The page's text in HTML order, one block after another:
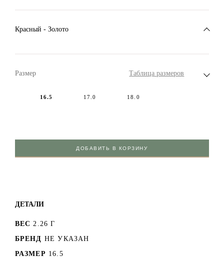
Красный - Золото
Размер Таблица размеров
16.5 17.0 18.0
ДОБАВИТЬ В КОРЗИНУ
ДЕТАЛИ
ВЕС 2.26 Г
БРЕНД НЕ УКАЗАН
РАЗМЕР 16.5